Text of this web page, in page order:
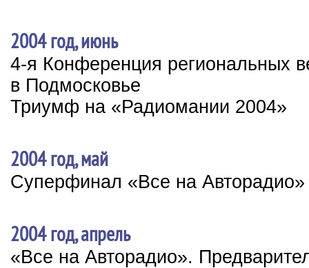
2004 год, июнь
4-я Конференция региональных
в Подмосковье
Триумф на «Радиомании 2004»
2004 год, май
Суперфинал «Все на Авторадио»
2004 год, апрель
«Все на Авторадио».